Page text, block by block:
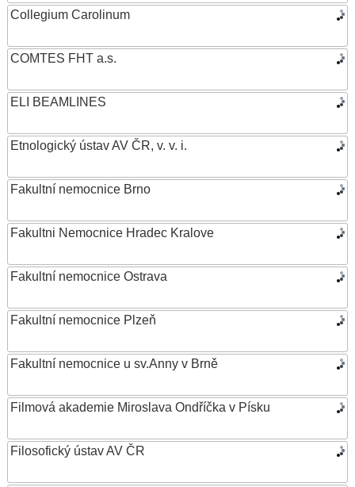
Collegium Carolinum
COMTES FHT a.s.
ELI BEAMLINES
Etnologický ústav AV ČR, v. v. i.
Fakultní nemocnice Brno
Fakultni Nemocnice Hradec Kralove
Fakultní nemocnice Ostrava
Fakultní nemocnice Plzeň
Fakultní nemocnice u sv.Anny v Brně
Filmová akademie Miroslava Ondříčka v Písku
Filosofický ústav AV ČR